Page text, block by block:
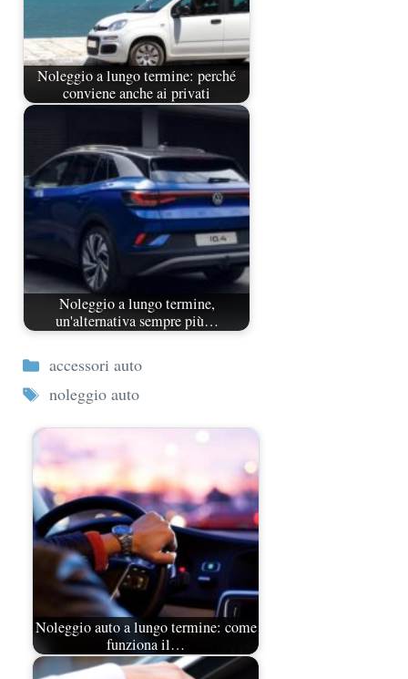
Noleggio a lungo termine: perché
conviene anche ai privati
Noleggio a lungo termine,
un'alternativa sempre più…
Categorie
accessori auto
Tag
noleggio auto
Noleggio auto a lungo termine: come
funziona il…